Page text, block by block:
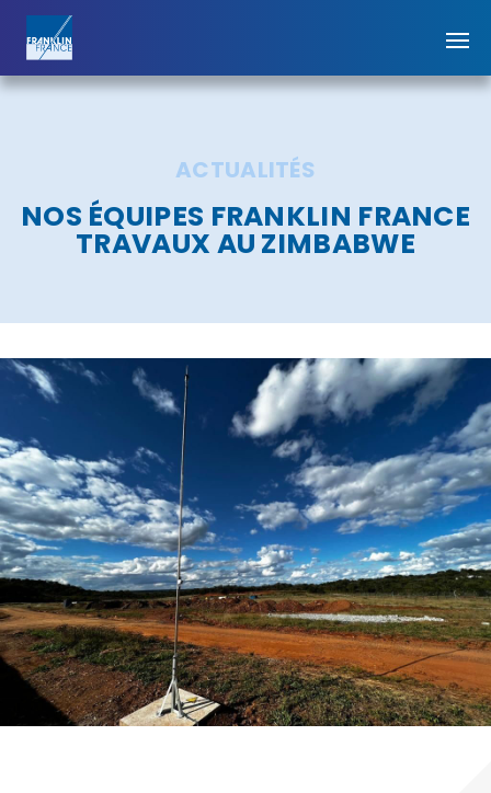
ACTUALITÉS
NOS ÉQUIPES FRANKLIN FRANCE
TRAVAUX AU ZIMBABWE